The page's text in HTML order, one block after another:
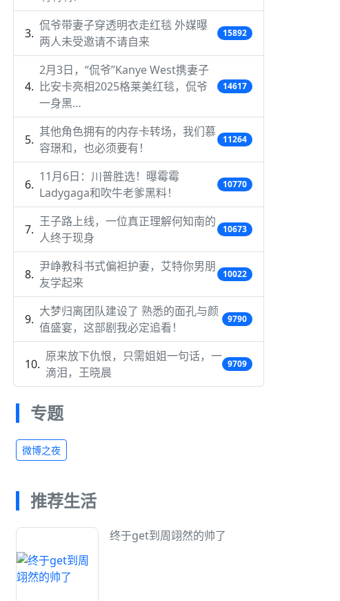
侃爷带妻子穿透明衣走红毯 外媒曝
两人未受邀请不请自来
15892
2月3日，“侃爷”Kanye West携妻子
比安卡亮相2025格莱美红毯，侃爷
一身黑…
14617
其他角色拥有的内存卡转场，我们慕
容璟和，也必须要有！
11264
11月6日：川普胜选！曝霉霉
Ladygaga和吹牛老爹黑料！
10770
王子路上线，一位真正理解何知南的
人终于现身
10673
尹峥教科书式偏袒护妻，艾特你男朋
友学起来
10022
大梦归离团队建设了 熟悉的面孔与颜
值盛宴，这部剧我必定追看！
9790
原来放下仇恨，只需姐姐一句话，一
滴泪，王晓晨
9709
专题
微博之夜
推荐生活
终于get到周翊然的帅了